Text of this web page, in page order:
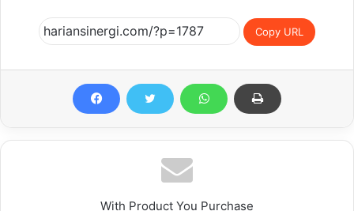
Copy URL
With Product You Purchase